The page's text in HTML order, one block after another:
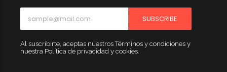
SUBSCRIBE
Al suscribirte, aceptas nuestros Términos y condiciones y
nuestra Política de privacidad y cookies.